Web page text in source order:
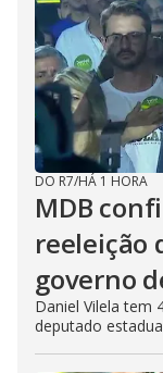
DO R7/HÁ 1 HORA
MDB
reeleição
governo
Daniel Vilela tem
deputado